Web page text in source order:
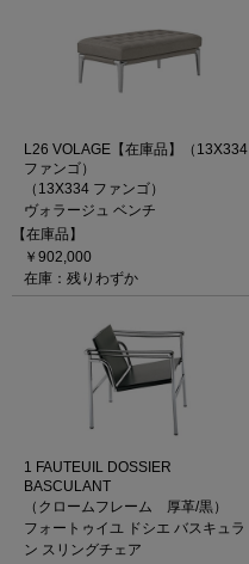
L26 VOLAGE【在庫品】（13X334
ファンゴ）
（13X334 ファンゴ）
ヴォラージュ ベンチ
【在庫品】
￥902,000
在庫：残りわずか
1 FAUTEUIL DOSSIER
BASCULANT
（クロームフレーム 厚革/黒）
フォートゥイユ ドシエ バスキュラ
ン スリングチェア